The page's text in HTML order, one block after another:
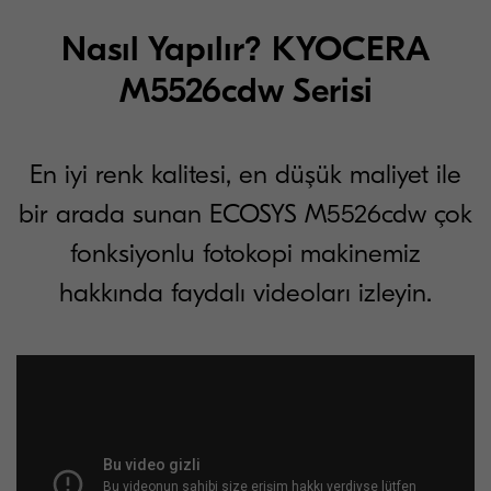
Nasıl Yapılır? KYOCERA
M5526cdw Serisi
En iyi renk kalitesi, en düşük maliyet ile
bir arada sunan ECOSYS M5526cdw çok
fonksiyonlu fotokopi makinemiz
hakkında faydalı videoları izleyin.